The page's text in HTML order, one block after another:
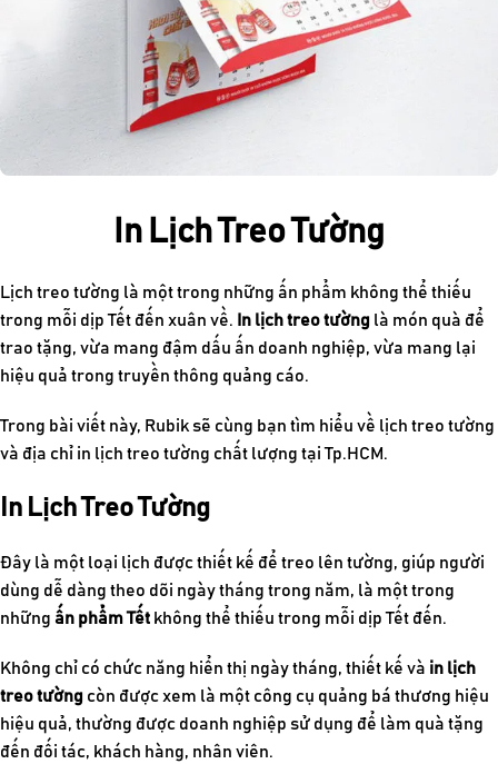
In Lịch Treo Tường
Lịch treo tường là một trong những ấn phẩm không thể thiếu
trong mỗi dịp Tết đến xuân về. In lịch treo tường là món quà để
trao tặng, vừa mang đậm dấu ấn doanh nghiệp, vừa mang lại
hiệu quả trong truyền thông quảng cáo.
Trong bài viết này, Rubik sẽ cùng bạn tìm hiểu về lịch treo tường
và địa chỉ in lịch treo tường chất lượng tại Tp.HCM.
In Lịch Treo Tường
Đây là một loại lịch được thiết kế để treo lên tường, giúp người
dùng dễ dàng theo dõi ngày tháng trong năm, là một trong
những ấn phẩm Tết không thể thiếu trong mỗi dịp Tết đến.
Không chỉ có chức năng hiển thị ngày tháng, thiết kế và in lịch
treo tường còn được xem là một công cụ quảng bá thương hiệu
hiệu quả, thường được doanh nghiệp sử dụng để làm quà tặng
đến đối tác, khách hàng, nhân viên.